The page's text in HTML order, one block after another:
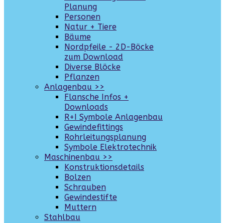
Planung
Personen
Natur + Tiere
Bäume
Nordpfeile - 2D-Böcke
zum Download
Diverse Blöcke
Pflanzen
Anlagenbau >>
Flansche Infos +
Downloads
R+I Symbole Anlagenbau
Gewindefittings
Rohrleitungsplanung
Symbole Elektrotechnik
Maschinenbau >>
Konstruktionsdetails
Bolzen
Schrauben
Gewindestifte
Muttern
Stahlbau